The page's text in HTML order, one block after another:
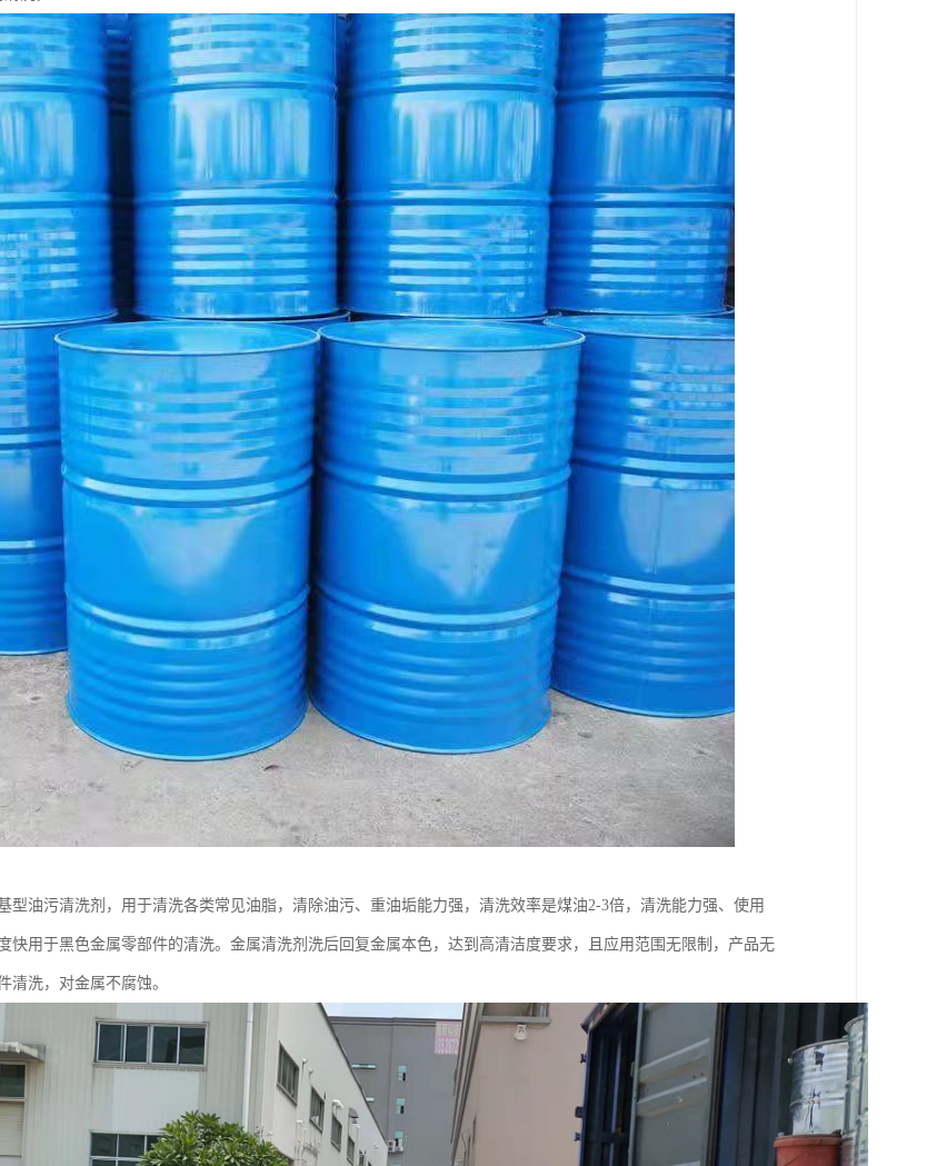
型油污清洗剂，用于清洗各类常见油脂，清除油污、重油垢能力强，清洗效率是煤油2-3倍，清洗能力强、使用
快用于黑色金属零部件的清洗。金属清洗剂洗后回复金属本色，达到高清洁度要求，且应用范围无限制，产品无
清洗，对金属不腐蚀。